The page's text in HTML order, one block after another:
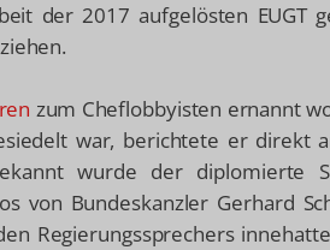
der 2017 aufgelösten EUGT
zum Cheflobbyisten ernannt
war, berichtete er direkt
wurde der diplomierte
von Bundeskanzler Gerhard
Regierungssprechers